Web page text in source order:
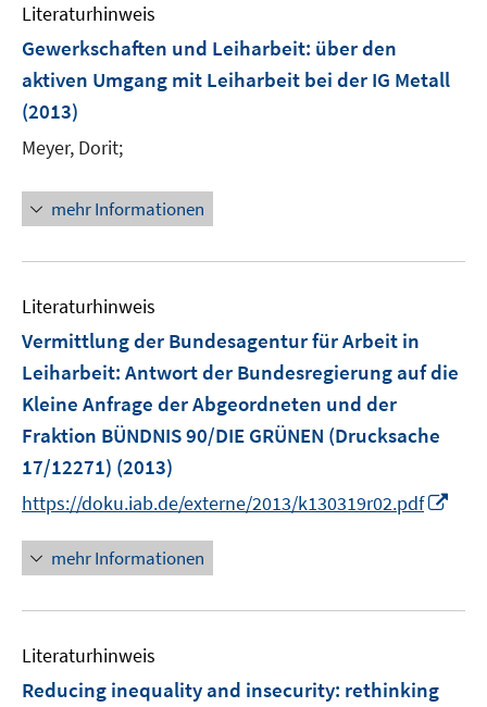
Literaturhinweis
Gewerkschaften und Leiharbeit: über den
aktiven Umgang mit Leiharbeit bei der IG Metall
(2013)
Meyer, Dorit;
mehr Informationen
Literaturhinweis
Vermittlung der Bundesagentur für Arbeit in
Leiharbeit: Antwort der Bundesregierung auf die
Kleine Anfrage der Abgeordneten und der
Fraktion BÜNDNIS 90/DIE GRÜNEN (Drucksache
17/12271) (2013)
https://doku.iab.de/externe/2013/k130319r02.pdf
u
mehr Informationen
Literaturhinweis
Reducing inequality and insecurity: rethinking